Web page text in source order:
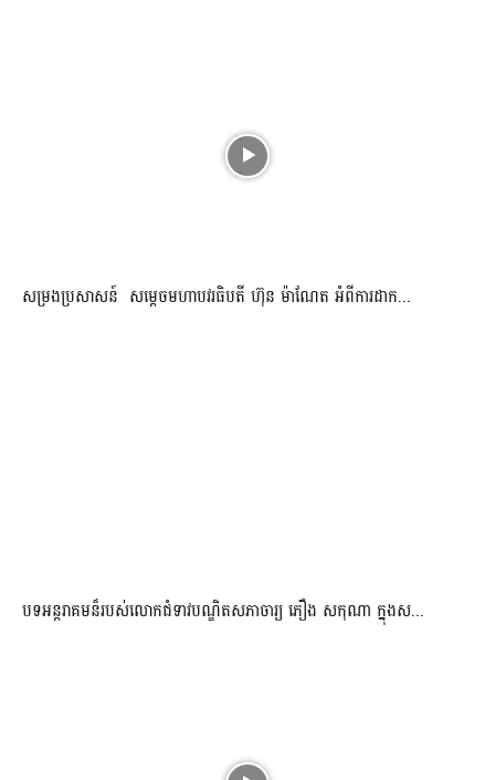
សម្រងប្រសាសន៍ សម្ដេចមហាបវរធិបតី ហ៊ុន ម៉ាណែត អំពីការដាក...
បទអន្តរាគមន៏របស់លោកជំទាវបណ្ឌិតសភាចារ្យ ភឿង សកុណា ក្នុងស...